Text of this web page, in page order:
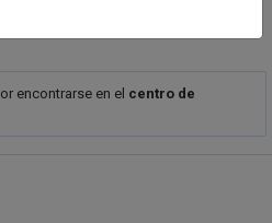
encontrarse en el centro de